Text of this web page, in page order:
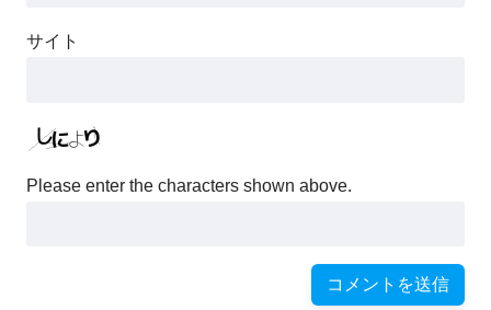
サイト
Please enter the characters shown above.